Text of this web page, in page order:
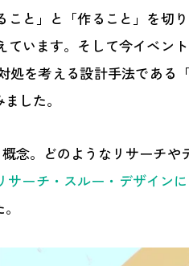
と」と「作ること」を切
います。そして今イベン
を考える設計手法である
した。
念。どのようなリサーチ
サーチ・スルー・デザイン